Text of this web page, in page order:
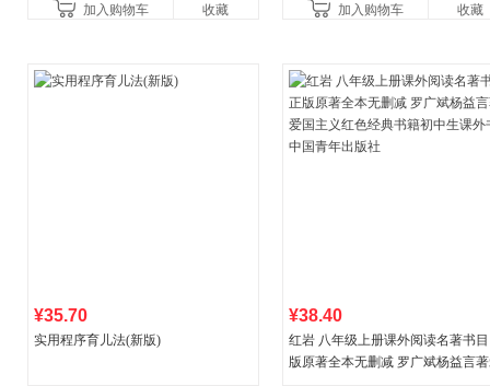
加入购物车 收藏 加入购物车 收藏
¥35.70
实用程序育儿法(新版)
¥38.40
红岩 八年级上册课外阅读名著书
版原著全本无删减 罗广斌杨益言